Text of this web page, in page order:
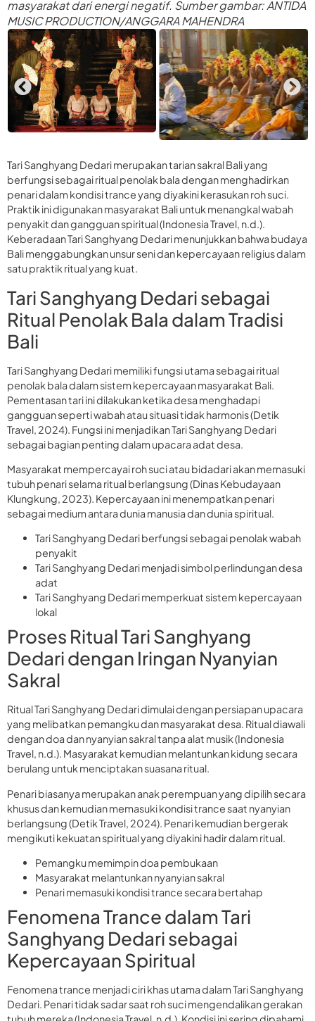
masyarakat dari energi negatif. Sumber gambar: ANTIDA
MUSIC PRODUCTION/ANGGARA MAHENDRA
Tari Sanghyang Dedari merupakan tarian sakral Bali yang
berfungsi sebagai ritual penolak bala dengan menghadirkan
penari dalam kondisi trance yang diyakini kerasukan roh suci.
Praktik ini digunakan masyarakat Bali untuk menangkal wabah
penyakit dan gangguan spiritual (Indonesia Travel, n.d.).
Keberadaan Tari Sanghyang Dedari menunjukkan bahwa budaya
Bali menggabungkan unsur seni dan kepercayaan religius dalam
satu praktik ritual yang kuat.
Tari Sanghyang Dedari sebagai
Ritual Penolak Bala dalam Tradisi
Bali
Tari Sanghyang Dedari memiliki fungsi utama sebagai ritual
penolak bala dalam sistem kepercayaan masyarakat Bali.
Pementasan tari ini dilakukan ketika desa menghadapi
gangguan seperti wabah atau situasi tidak harmonis (Detik
Travel, 2024). Fungsi ini menjadikan Tari Sanghyang Dedari
sebagai bagian penting dalam upacara adat desa.
Masyarakat mempercayai roh suci atau bidadari akan memasuki
tubuh penari selama ritual berlangsung (Dinas Kebudayaan
Klungkung, 2023). Kepercayaan ini menempatkan penari
sebagai medium antara dunia manusia dan dunia spiritual.
Tari Sanghyang Dedari berfungsi sebagai penolak wabah
penyakit
Tari Sanghyang Dedari menjadi simbol perlindungan desa
adat
Tari Sanghyang Dedari memperkuat sistem kepercayaan
lokal
Proses Ritual Tari Sanghyang
Dedari dengan Iringan Nyanyian
Sakral
Ritual Tari Sanghyang Dedari dimulai dengan persiapan upacara
yang melibatkan pemangku dan masyarakat desa. Ritual diawali
dengan doa dan nyanyian sakral tanpa alat musik (Indonesia
Travel, n.d.). Masyarakat kemudian melantunkan kidung secara
berulang untuk menciptakan suasana ritual.
Penari biasanya merupakan anak perempuan yang dipilih secara
khusus dan kemudian memasuki kondisi trance saat nyanyian
berlangsung (Detik Travel, 2024). Penari kemudian bergerak
mengikuti kekuatan spiritual yang diyakini hadir dalam ritual.
Pemangku memimpin doa pembukaan
Masyarakat melantunkan nyanyian sakral
Penari memasuki kondisi trance secara bertahap
Fenomena Trance dalam Tari
Sanghyang Dedari sebagai
Kepercayaan Spiritual
Fenomena trance menjadi ciri khas utama dalam Tari Sanghyang
Dedari. Penari tidak sadar saat roh suci mengendalikan gerakan